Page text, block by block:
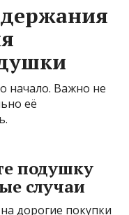
начало. Важно не
её
подушку
случаи
дорогие покупки